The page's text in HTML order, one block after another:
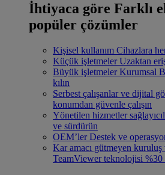
İhtiyaca göre Farklı
popüler çözümler
Kişisel kullanım Cihazlara
Küçük işletmeler Uzaktan
Büyük işletmeler Kurumsal
kılın
Serbest çalışanlar ve dijital
konumdan güvenle çalışın
Yönetilen hizmetler
ve sürdürün
OEM’ler Destek ve
Kar amacı gütmeyen
TeamViewer teknolojisi